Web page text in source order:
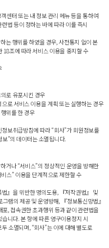
센터 또는 내 정보 관리 메뉴 등을 통하여
법 등이 정하는 바에 따라 이를 즉시
는 행위를 하였을 경우, 사전통지 없이 본
18조에 따라 서비스 이용을 중지할 수
로 유포시킨 경우
로 서비스 이용을 계획 또는 실행하는 경우
위를 한 경우
보취급방침에 따라 “회사”가 회원정보를
”의 데이터는 소멸됩니다.
거나 “서비스”의 정상적인 운영을 방해한
스” 이용을 단계적으로 제한할 수
』을 위반한 명의도용, 『저작권법』 및
램의 제공 및 운영방해, 『정보통신망법』
, 접속권한 초과행위 등과 같이 관련법을
니다. 본 항에 따른 영구이용정지 시
소멸되며, “회사”는 이에 대해 별도로